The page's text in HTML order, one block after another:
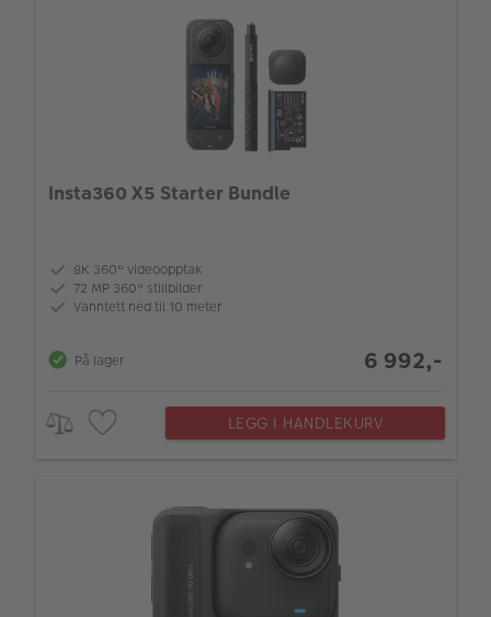
Insta360 X5 Starter Bundle
8K 360° videoopptak
72 MP 360° stillbilder
Vanntett ned til 10 meter
På lager 6 992,-
LEGG I HANDLEKURV